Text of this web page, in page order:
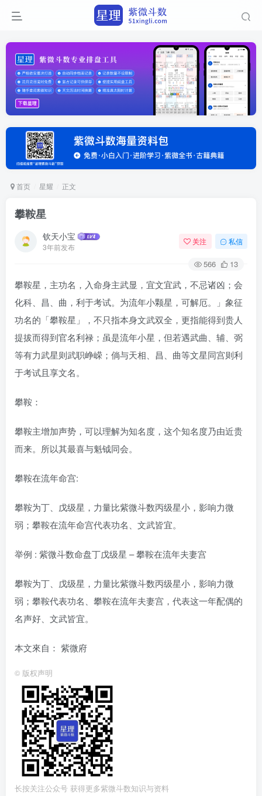
首页 星耀 正文
攀鞍星
钦天小宝
3年前发布
关注 私信
566 13
攀鞍星，主功名，入命身主武显，宜文宜武，不忌诸凶；会
化科、昌、曲，利于考试。为流年小颗星，可解厄。」象征
功名的「攀鞍星」，不只指本身文武双全，更指能得到贵人
提拔而得到官名利禄；虽是流年小星，但若遇武曲、辅、弼
等有力武星则武职峥嵘；倘与天相、昌、曲等文星同宫则利
于考试且享文名。
攀鞍：
攀鞍主增加声势，可以理解为知名度，这个知名度乃由近贵
而来。所以其最喜与魁钺同会。
攀鞍在流年命宫:
攀鞍为丁、戊级星，力量比紫微斗数丙级星小，影响力微
弱；攀鞍在流年命宫代表功名、文武皆宜。
举例 : 紫微斗数命盘丁戊级星 – 攀鞍在流年夫妻宫
攀鞍为丁、戊级星，力量比紫微斗数丙级星小，影响力微
弱；攀鞍代表功名、攀鞍在流年夫妻宫，代表这一年配偶的
名声好、文武皆宜。
本文來自： 紫微府
© 版权声明
长按关注公众号 获得更多紫微斗数知识与资料